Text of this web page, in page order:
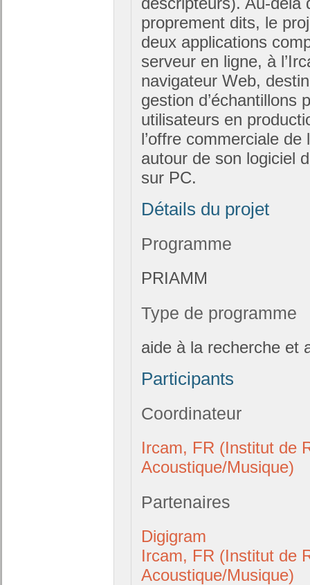
proprement dits, le
deux applications
serveur en ligne, à
navigateur Web,
gestion d’échantillons
utilisateurs en
l’offre commerciale
autour de son logiciel
sur PC.
Détails du projet
Programme
PRIAMM
Type de programme
aide à la recherche et
Participants
Coordinateur
Ircam, FR (Institut de
Acoustique/Musique)
Partenaires
Digigram
Ircam, FR (Institut de
Acoustique/Musique)